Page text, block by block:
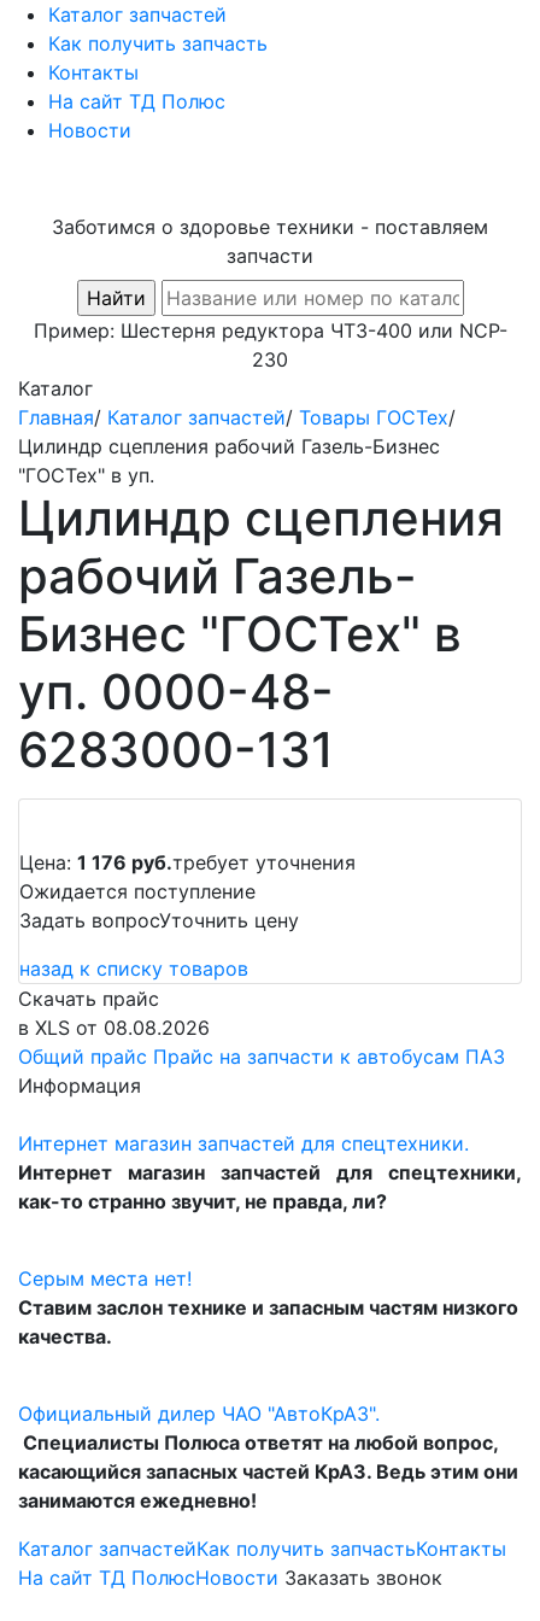
Каталог запчастей
Как получить запчасть
Контакты
На сайт ТД Полюс
Новости
Заботимся о здоровье техники - поставляем
запчасти
Пример: Шестерня редуктора ЧТЗ-400 или NCP-
230
Каталог
Главная/ Каталог запчастей/ Товары ГОСТех/
Цилиндр сцепления рабочий Газель-Бизнес
"ГОСТех" в уп.
Цилиндр сцепления
рабочий Газель-
Бизнес "ГОСТех" в
уп. 0000-48-
6283000-131
Цена: 1 176 руб.требует уточнения
Ожидается поступление
Задать вопросУточнить цену
назад к списку товаров
Скачать прайс
в XLS от 08.08.2026
Общий прайс Прайс на запчасти к автобусам ПАЗ
Информация
Интернет магазин запчастей для спецтехники.
Интернет магазин запчастей для спецтехники,
как-то странно звучит, не правда, ли?
Серым места нет!
Ставим заслон технике и запасным частям низкого
качества.
Официальный дилер ЧАО "АвтоКрАЗ".
Специалисты Полюса ответят на любой вопрос,
касающийся запасных частей КрАЗ. Ведь этим они
занимаются ежедневно!
Каталог запчастейКак получить запчастьКонтакты
На сайт ТД ПолюсНовости Заказать звонок